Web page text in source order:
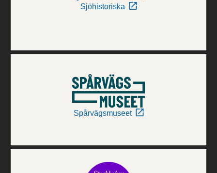
Sjöhistoriska
Spårvägsmuseet